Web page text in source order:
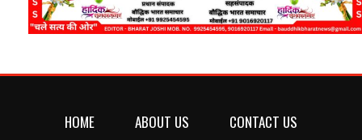
HOME ABOUT US CONTACT US